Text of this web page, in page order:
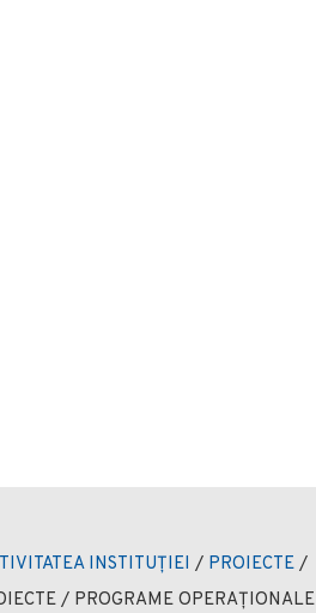
INSTITUȚIEI / PROIECTE /
/ PROGRAME OPERAȚIONALE